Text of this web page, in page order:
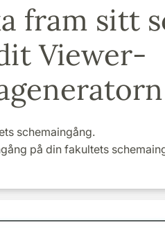
fram sitt
Viewer-
schemaingång.
på din fakultets